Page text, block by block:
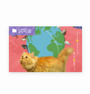
試写会